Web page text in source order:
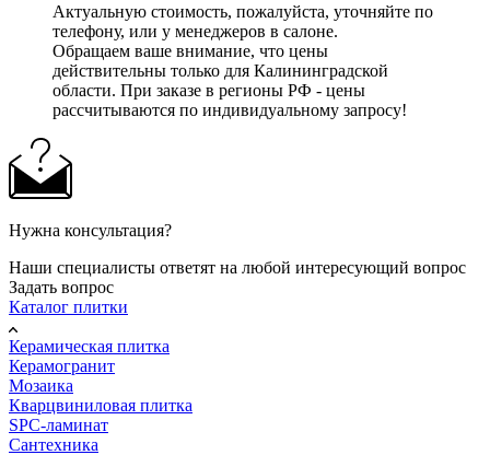
Актуальную стоимость, пожалуйста, уточняйте по
телефону, или у менеджеров в салоне.
Обращаем ваше внимание, что цены
действительны только для Калининградской
области. При заказе в регионы РФ - цены
рассчитываются по индивидуальному запросу!
Нужна консультация?
Наши специалисты ответят на любой интересующий вопрос
Задать вопрос
Каталог плитки
Керамическая плитка
Керамогранит
Мозаика
Кварцвиниловая плитка
SPC-ламинат
Сантехника